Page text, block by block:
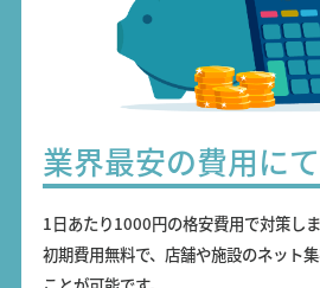
業界最安の費用に
1日あたり1000円の格安費用で対策しま
初期費用無料で、店舗や施設のネット